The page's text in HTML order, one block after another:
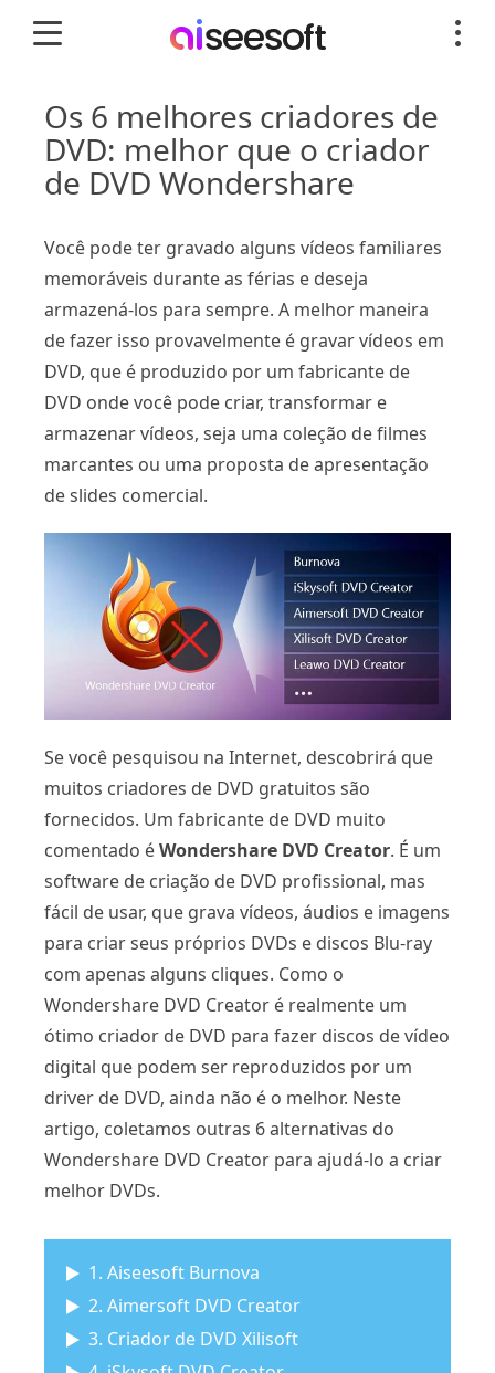
Os 6 melhores criadores de
DVD: melhor que o criador
de DVD Wondershare
Você pode ter gravado alguns vídeos familiares
memoráveis ​​durante as férias e deseja
armazená-los para sempre. A melhor maneira
de fazer isso provavelmente é gravar vídeos em
DVD, que é produzido por um fabricante de
DVD onde você pode criar, transformar e
armazenar vídeos, seja uma coleção de filmes
marcantes ou uma proposta de apresentação
de slides comercial.
Se você pesquisou na Internet, descobrirá que
muitos criadores de DVD gratuitos são
fornecidos. Um fabricante de DVD muito
comentado éWondershare DVD Creator. É um
software de criação de DVD profissional, mas
fácil de usar, que grava vídeos, áudios e imagens
para criar seus próprios DVDs e discos Blu-ray
com apenas alguns cliques. Como o
Wondershare DVD Creator é realmente um
ótimo criador de DVD para fazer discos de vídeo
digital que podem ser reproduzidos por um
driver de DVD, ainda não é o melhor. Neste
artigo, coletamos outras 6 alternativas do
Wondershare DVD Creator para ajudá-lo a criar
melhor DVDs.
1. Aiseesoft Burnova
2. Aimersoft DVD Creator
3. Criador de DVD Xilisoft